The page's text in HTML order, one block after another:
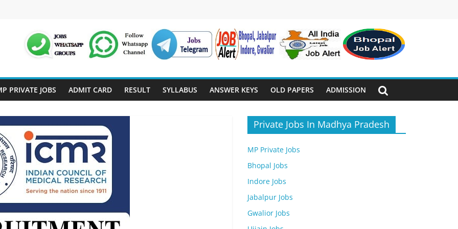
PRIVATE JOBS ADMIT CARD RESULT SYLLABUS ANSWER KEYS OLD PAPERS ADMISSION
Private Jobs In Madhya Pradesh
MP Private Jobs
Bhopal Jobs
Indore Jobs
Jabalpur Jobs
Gwalior Jobs